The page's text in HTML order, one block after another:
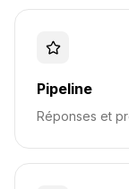
Pipeline
Réponses et